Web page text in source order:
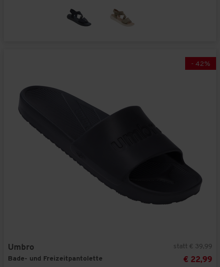
- 42%
Umbro
Bade- und Freizeitpantolette
statt € 39,99
€ 22,99